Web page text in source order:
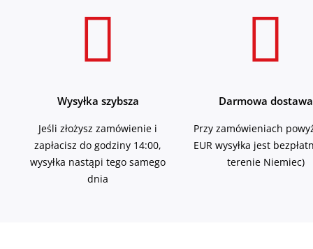
Wysyłka szybsza
Jeśli złożysz zamówienie i
zapłacisz do godziny 14:00,
wysyłka nastąpi tego samego
dnia
Darmowa dostawa
Przy zamówieniach
EUR wysyłka jest
terenie Niemiec)